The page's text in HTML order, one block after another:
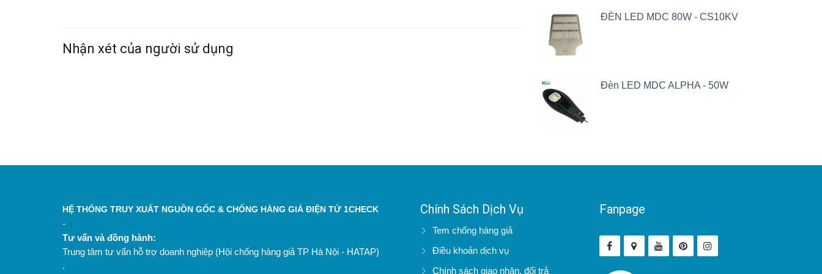
Nhận xét của người sử dụng
ĐÈN LED MDC 80W - CS10KV
Đèn LED MDC ALPHA - 50W
HỆ THỐNG TRUY XUẤT NGUỒN GỐC & CHỐNG HÀNG GIẢ ĐIỆN TỬ 1CHECK
-
Tư vấn và đồng hành:
Trung tâm tư vấn hỗ trợ doanh nghiệp (Hội chống hàng giả TP Hà Nội - HATAP)
.
Chính Sách Dịch Vụ
Tem chống hàng giả
Điều khoản dịch vụ
Chính sách giao nhận, đổi trả
Fanpage